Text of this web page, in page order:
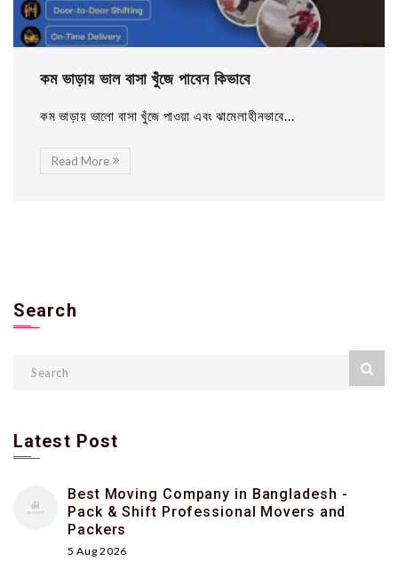
কম ভাড়ায় ভাল বাসা খুঁজে পাবেন কিভাবে
কম ভাড়ায় ভালো বাসা খুঁজে পাওয়া এবং ঝামেলাহীনভাবে...
Read More
Search
Latest Post
Best Moving Company in Bangladesh -
Pack & Shift Professional Movers and
Packers
5 Aug 2026